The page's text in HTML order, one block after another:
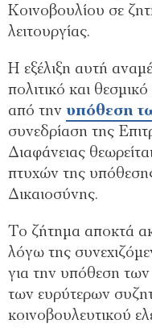
Κοινοβουλίου σε
λειτουργίας.
Η εξέλιξη αυτή
πολιτικό και
από την υπόθεση
συνεδρίαση της
Διαφάνειας
πτυχών της
Δικαιοσύνης.
Το ζήτημα αποκτά
λόγω της
για την υπόθεση
των ευρύτερων
κοινοβουλευτικού